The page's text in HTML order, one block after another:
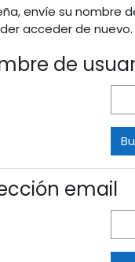
envíe su nombre
acceder de nuevo.
de
email